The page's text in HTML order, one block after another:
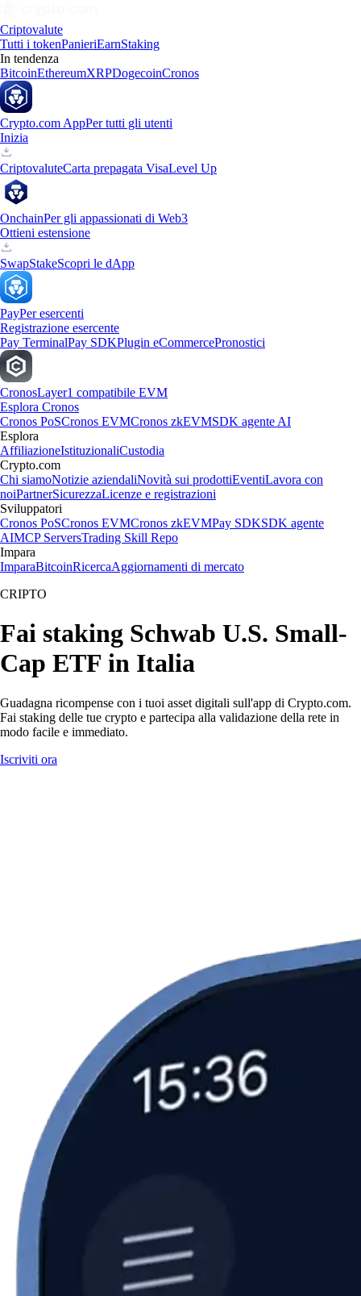
Criptovalute
Tutti i tokenPanieriEarnStaking
In tendenza
BitcoinEthereumXRPDogecoinCronos
Crypto.com AppPer tutti gli utenti
Inizia
CriptovaluteCarta prepagata VisaLevel Up
OnchainPer gli appassionati di Web3
Ottieni estensione
SwapStakeScopri le dApp
PayPer esercenti
Registrazione esercente
Pay TerminalPay SDKPlugin eCommercePronostici
CronosLayer1 compatibile EVM
Esplora Cronos
Cronos PoSCronos EVMCronos zkEVMSDK agente AI
Esplora
AffiliazioneIstituzionaliCustodia
Crypto.com
Chi siamoNotizie aziendaliNovità sui prodottiEventiLavora con
noiPartnerSicurezzaLicenze e registrazioni
Sviluppatori
Cronos PoSCronos EVMCronos zkEVMPay SDKSDK agente
AIMCP ServersTrading Skill Repo
Impara
ImparaBitcoinRicercaAggiornamenti di mercato
CRIPTO
Fai staking Schwab U.S. Small-
Cap ETF in Italia
Guadagna ricompense con i tuoi asset digitali sull'app di Crypto.com.
Fai staking delle tue crypto e partecipa alla validazione della rete in
modo facile e immediato.
Iscriviti ora